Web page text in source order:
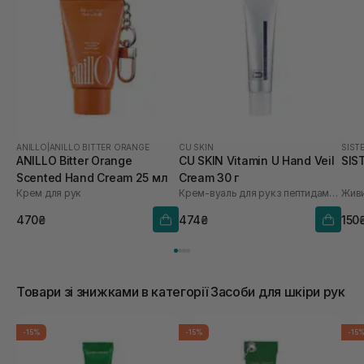
ANILLO ANILLO BITTER ORANGE
ANILLO Bitter Orange
Scented Hand Cream 25 мл
Крем для рук
470₴
CU SKIN
CU SKIN Vitamin U Hand Veil
Cream 30 г
Крем-вуаль для рук з пептидами та волюфіліном
474₴
Товари зі знижками в категорії Засоби для шкіри рук
-15% -15% -